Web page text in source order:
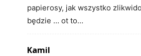
papierosy, jak wszystko
będzie … ot to…
Kamil